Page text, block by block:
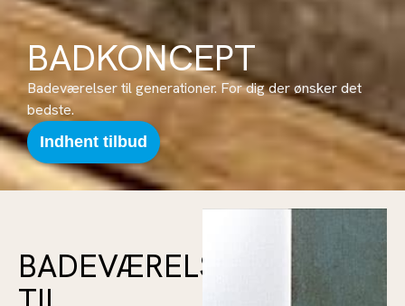
BADKONCEPT
Badeværelser til generationer. For dig der ønsker det
bedste.
Indhent tilbud
BADEVÆRELSER